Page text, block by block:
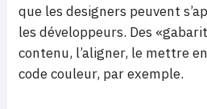
que les designers peuvent
les développeurs. Des
contenu, l’aligner, le mettre
code couleur, par exemple.